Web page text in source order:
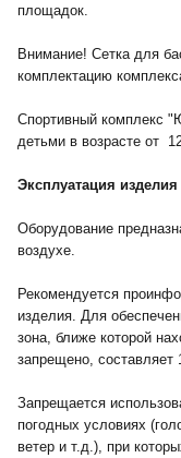
площадок.
Внимание! Сетка для
комплектацию
Спортивный комплекс
детьми в возрасте от
Эксплуатация изделия
Оборудование
воздухе.
Рекомендуется
изделия. Для
зона, ближе которой
запрещено, составляет
Запрещается
погодных условиях
ветер и т.д.), при